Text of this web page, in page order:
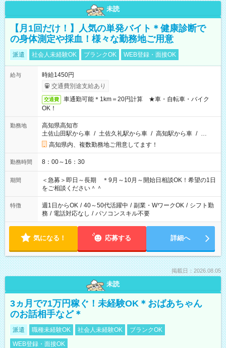
未読
【月1回だけ！】人気の単発バイト＊健康診断で
の身体測定や採血！様々な勤務地ご用意
派遣 社会人未経験OK ブランクOK WEB登録・面接OK
給与
時給1450円
交通費別途支給あり
交通費
車通勤可能＊1km＝20円計算 ★車・自転車・バイク
OK！
勤務地
高知県高知市
土佐山田駅から車 / 土佐久礼駅から車 / 高知駅から車 / …
高知県内、複数勤務地ご用意してます！
勤務時間 8：00～16：30
期間
＜急募＞即日～長期 ＊9月～10月～開始日相談OK！希望の1日
をご相談ください＾＾
特徴 週1日からOK / 40～50代活躍中 / 副業・WワークOK / シフト勤
務 / 電話対応なし / パソコンスキル不要
気になる！ 応募する 詳細へ
掲載日：2026.08.05
未読
3ヵ月で71万円稼ぐ！未経験OK＊おばあちゃん
のお話相手など＊
派遣 職種未経験OK 社会人未経験OK
ブランクOK
WEB登録・面接OK